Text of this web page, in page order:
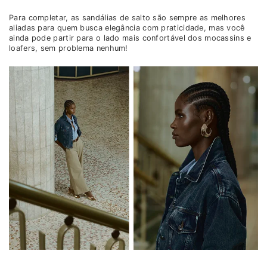
Para completar, as sandálias de salto são sempre as melhores
aliadas para quem busca elegância com praticidade, mas você
ainda pode partir para o lado mais confortável dos mocassins e
loafers, sem problema nenhum!